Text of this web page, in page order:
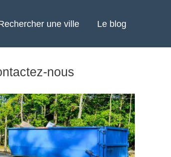
une ville Le blog
nous